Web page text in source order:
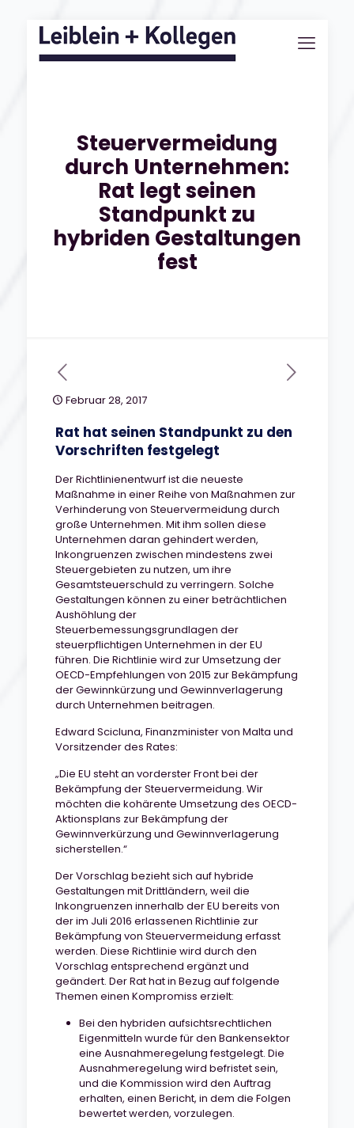
Steuervermeidung
durch Unternehmen:
Rat legt seinen
Standpunkt zu
hybriden Gestaltungen
fest
Februar 28, 2017
Rat hat seinen Standpunkt zu den
Vorschriften festgelegt
Der Richtlinienentwurf ist die neueste
Maßnahme in einer Reihe von Maßnahmen zur
Verhinderung von Steuervermeidung durch
große Unternehmen. Mit ihm sollen diese
Unternehmen daran gehindert werden,
Inkongruenzen zwischen mindestens zwei
Steuergebieten zu nutzen, um ihre
Gesamtsteuerschuld zu verringern. Solche
Gestaltungen können zu einer beträchtlichen
Aushöhlung der
Steuerbemessungsgrundlagen der
steuerpflichtigen Unternehmen in der EU
führen. Die Richtlinie wird zur Umsetzung der
OECD-Empfehlungen von 2015 zur Bekämpfung
der Gewinnkürzung und Gewinnverlagerung
durch Unternehmen beitragen.
Edward Scicluna, Finanzminister von Malta und
Vorsitzender des Rates:
„Die EU steht an vorderster Front bei der
Bekämpfung der Steuervermeidung. Wir
möchten die kohärente Umsetzung des OECD-
Aktionsplans zur Bekämpfung der
Gewinnverkürzung und Gewinnverlagerung
sicherstellen.“
Der Vorschlag bezieht sich auf hybride
Gestaltungen mit Drittländern, weil die
Inkongruenzen innerhalb der EU bereits von
der im Juli 2016 erlassenen Richtlinie zur
Bekämpfung von Steuervermeidung erfasst
werden. Diese Richtlinie wird durch den
Vorschlag entsprechend ergänzt und
geändert. Der Rat hat in Bezug auf folgende
Themen einen Kompromiss erzielt:
Bei den hybriden aufsichtsrechtlichen
Eigenmitteln wurde für den Bankensektor
eine Ausnahmeregelung festgelegt. Die
Ausnahmeregelung wird befristet sein,
und die Kommission wird den Auftrag
erhalten, einen Bericht, in dem die Folgen
bewertet werden, vorzulegen.